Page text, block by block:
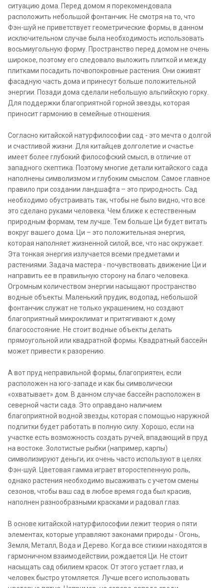
ситуацию дома. Перед домом я порекомендовала
расположить небольшой фонтанчик. Не смотря на то, что
Фэн-шуй не приветствует геометрические формы, в данном
исключительном случае была необходимость использовать
восьмиугольную форму. Пространство перед домом не очень
широкое, поэтому его следовало выложить плиткой и между
плитками посадить почвопокровные растения. Они оживят
фасадную часть дома и принесут больше положительной
энергии. Позади дома сделали небольшую альпийскую горку.
Для поддержки благоприятной горной звезды, которая
приносит гармонию в семейные отношения.
Согласно китайской натурфилософии сад - это мечта о долгой
и счастливой жизни. Для китайцев долголетие и счастье
имеет более глубокий философский смысл, в отличие от
западного скептика. Поэтому многие детали китайского сада
наполнены символизмом и глубоким смыслом. Самое главное
правило при создании ландшафта – это природность. Сад
необходимо обустраивать так, чтобы не было видно, что все
это сделано руками человека. Чем ближе к естественным
природным формам, тем лучше. Тем больше Ци будет витать
вокруг вашего дома. Ци – это положительная энергия,
которая наполняет жизненной силой, все, что нас окружает.
Эта тонкая энергия излучается всеми предметами и
растениями. Задача мастера - почувствовать движение Ци и
направить ее в правильную сторону на благо человека.
Огромным количеством энергии насыщают пространство
водные объекты. Маленький прудик, водопад, небольшой
фонтанчик служат не только украшением, но создают
благоприятный микроклимат и притягивают к дому
благосостояние. Не стоит водные объекты делать
прямоугольной или квадратной формы. Квадратный бассейн
может привести к разорению.
А вот пруд неправильной формы, благоприятен, если
расположен на юго-западе и как бы символически
«охватывает» дом. В данном случае бассейн расположен в
северной части сада. Это оправдано наличием
благоприятной водной звезды, которая с помощью наружной
подпитки будет работать в полную силу. Хорошо, если на
участке есть возможность создать ручей, впадающий в пруд
на востоке. Золотистые рыбки (например, карпы)
символизируют деньги, их очень часто используют в целях
Фэн-шуй. Цветовая гамма играет второстепенную роль,
однако растения необходимо высаживать с учетом смены
сезонов, чтобы ваш сад в любое время года был красив,
наполнен разнообразными красками и радовал глаз.
В основе китайской натурфилософии лежит теория о пяти
элементах, которые управляют законами природы - Огонь,
Земля, Металл, Вода и Дерево. Когда все стихии находятся в
гармоничном взаимодействии, рождается Ци. Не стоит
насыщать сад обилием красок. От этого устает глаз, и
человек быстро утомляется. Лучше всего использовать